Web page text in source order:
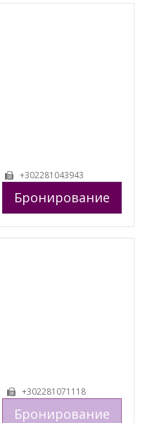
+302281043943
Бронирование
+302281071118
Бронирование